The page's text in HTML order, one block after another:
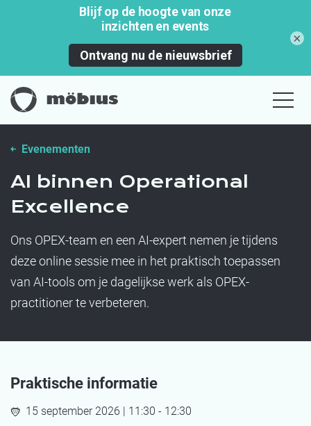
Evenementen
AI binnen Operational
Excellence
Ons OPEX-team en een AI-expert nemen je tijdens
deze online sessie mee in het praktisch toepassen
van AI-tools om je dagelijkse werk als OPEX-
practitioner te verbeteren.
Praktische informatie
15 september 2026 | 11:30 - 12:30
×